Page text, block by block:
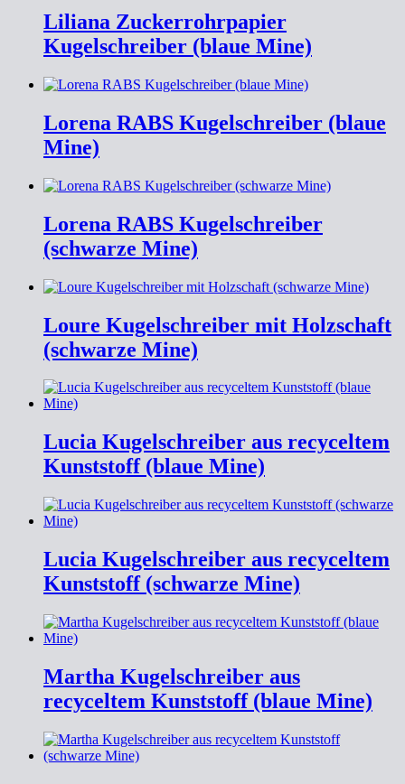
Liliana Zuckerrohrpapier
Kugelschreiber (blaue Mine)
Lorena RABS Kugelschreiber (blaue
Mine)
Lorena RABS Kugelschreiber
(schwarze Mine)
Loure Kugelschreiber mit Holzschaft
(schwarze Mine)
Lucia Kugelschreiber aus recyceltem
Kunststoff (blaue Mine)
Lucia Kugelschreiber aus recyceltem
Kunststoff (schwarze Mine)
Martha Kugelschreiber aus
recyceltem Kunststoff (blaue Mine)